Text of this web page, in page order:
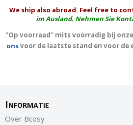
We ship also abroad. Feel free to
im Ausland. Nehmen Sie
"Op voorraad" mits voorradig bij
onsvoor de laatste stand en voor de
Informatie
Over Bcosy